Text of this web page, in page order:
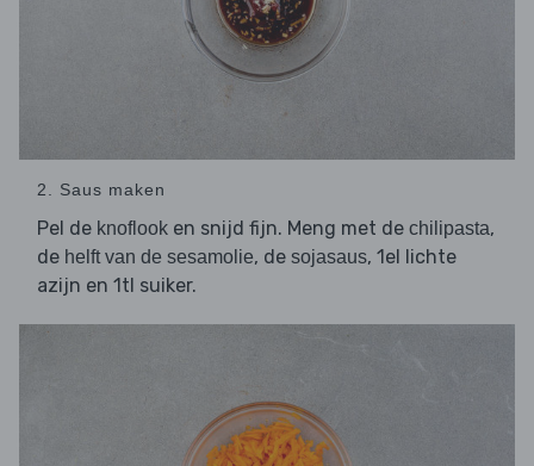
2. Saus maken
Pel de knoflook en snijd fijn. Meng met de chilipasta,
de helft van de sesamolie, de sojasaus, 1el lichte
azijn en 1tl suiker.